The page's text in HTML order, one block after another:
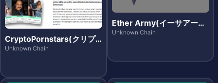
CryptoPornstars(クリプ
トポーンスターズ)
Unknown Chain
Ether Army(イーサアーミ
ー)
Unknown Chain